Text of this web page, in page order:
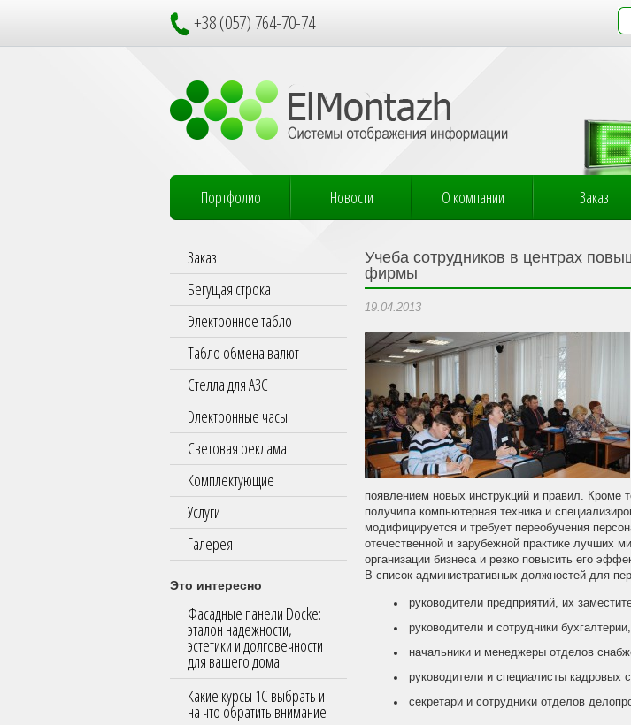
+38 (057) 764-70-74
Портфолио Новости О компании Заказ
Заказ
Бегущая строка
Электронное табло
Табло обмена валют
Стелла для АЗС
Электронные часы
Световая реклама
Комплектующие
Услуги
Галерея
Это интересно
Фасадные панели Docke:
эталон надежности,
эстетики и долговечности
для вашего дома
Какие курсы 1С выбрать и
на что обратить внимание
Учеба сотрудников в центрах
фирмы
19.04.2013
появлением новых инструкций и правил. Кроме
получила компьютерная техника и
модифицируется и требует переобучения
отечественной и зарубежной практике лучших
организации бизнеса и резко повысить его
В список административных должностей для
руководители предприятий, их
руководители и сотрудники
начальники и менеджеры отделов
руководители и специалисты кадровых
секретари и сотрудники отделов